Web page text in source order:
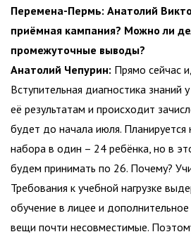
Перемена-Пермь: Анатолий
приёмная кампания? Можно ли
промежуточные выводы?
Анатолий Чепурин: Прямо сейчас
Вступительная диагностика знаний
её результатам и происходит
будет до начала июля.
набора в один – 24 ребёнка, но в
будем принимать по 26. Почему?
Требования к учебной нагрузке
обучение в лицее и
вещи почти несовместимые.